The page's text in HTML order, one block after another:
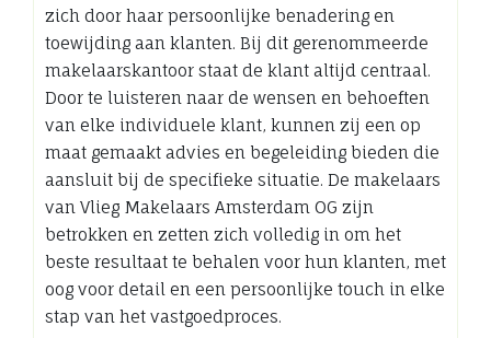
zich door haar persoonlijke benadering en
toewijding aan klanten. Bij dit gerenommeerde
makelaarskantoor staat de klant altijd centraal.
Door te luisteren naar de wensen en behoeften
van elke individuele klant, kunnen zij een op
maat gemaakt advies en begeleiding bieden die
aansluit bij de specifieke situatie. De makelaars
van Vlieg Makelaars Amsterdam OG zijn
betrokken en zetten zich volledig in om het
beste resultaat te behalen voor hun klanten, met
oog voor detail en een persoonlijke touch in elke
stap van het vastgoedproces.